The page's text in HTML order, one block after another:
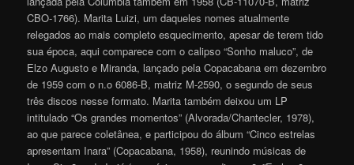
CBO-1766). Marita Luizi, um daqueles nomes atualmente
relegados ao mais completo esquecimento, apesar de terem tido
sua época, aqui comparece com o calipso “Sonho maluco”, de
Elzo Augusto e Miranda, lançado pela Copacabana em dezembro
de 1959 com o n.o 6086-B, matriz M-2590, o segundo de seus
três discos nesse formato. Marita também deixou um LP
intitulado “Os grandes momentos” (Alvorada/Chantecler, 1978),
ao que parece coletânea, e participou do álbum “Cinco estrelas
apresentam Inara” (Copacabana, 1958), reunindo músicas de